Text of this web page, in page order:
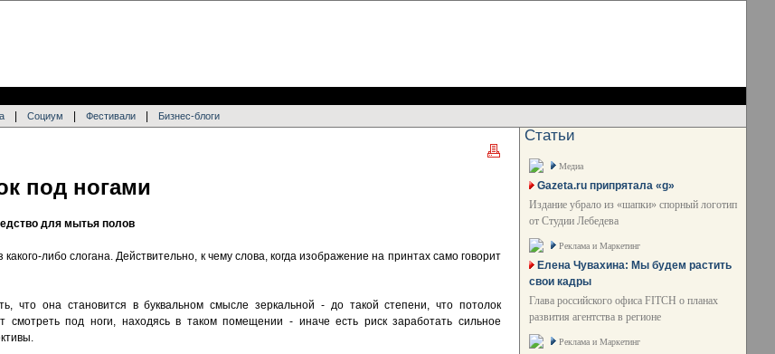
Социум Фестивали Бизнес-блоги
под ногами
для мытья полов
либо слогана. Действительно, к чему слова, когда изображение на принтах само говорит
что она становится в буквальном смысле зеркальной - до такой степени, что потолок
смотреть под ноги, находясь в таком помещении - иначе есть риск заработать сильное
Статьи
Медиа
Gazeta.ru припрятала «g»
Издание убрало из «шапки» спорный логотип
от Студии Лебедева
Реклама и Маркетинг
Елена Чувахина: Мы будем растить
свои кадры
Глава российского офиса FITCH о планах
развития агентства в регионе
Реклама и Маркетинг